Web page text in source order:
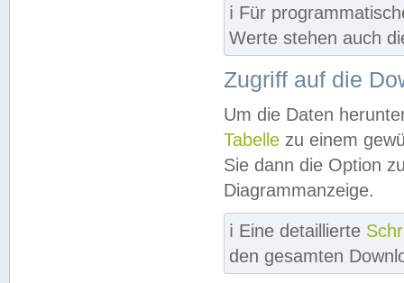
ℹ️ Für
Werte stehen auch
Zugriff auf die
Um die Daten
Tabelle zu einem
Sie dann die Option
Diagrammanzeige.
ℹ️ Eine detaillierte
den gesamten